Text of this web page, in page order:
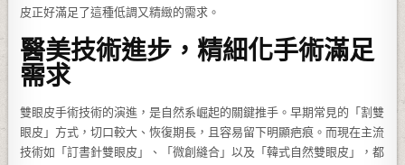
皮正好滿足了這種低調又精緻的需求。
醫美技術進步，精細化手術滿足
需求
雙眼皮手術技術的演進，是自然系崛起的關鍵推手。早期常見的「割雙
眼皮」方式，切口較大、恢復期長，且容易留下明顯疤痕。而現在主流
技術如「訂書針雙眼皮」、「微創縫合」以及「韓式自然雙眼皮」，都